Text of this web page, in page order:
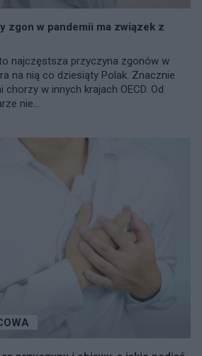
zgon w pandemii ma związek z
najczęstsza przyczyna zgonów w
na nią co dziesiąty Polak. Znacznie
w innych krajach OECD. Od
nie...